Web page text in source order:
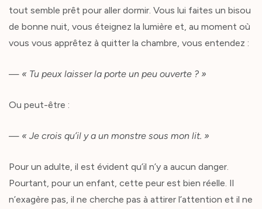
tout semble prêt pour aller dormir. Vous lui faites un bisou
de bonne nuit, vous éteignez la lumière et, au moment où
vous vous apprêtez à quitter la chambre, vous entendez :
— « Tu peux laisser la porte un peu ouverte ? »
Ou peut-être :
— « Je crois qu’il y a un monstre sous mon lit. »
Pour un adulte, il est évident qu’il n’y a aucun danger.
Pourtant, pour un enfant, cette peur est bien réelle. Il
n’exagère pas, il ne cherche pas à attirer l’attention et il ne